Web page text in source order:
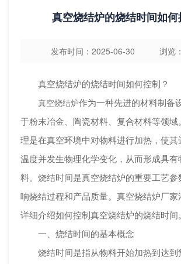
真空烧结炉的烧结时间如何
发布时间：2025-06-30 浏览
真空烧结炉的烧结时间如何控制？
真空烧结炉作为一种先进的材料制备
于粉末冶金、陶瓷材料、复合材料等领
理是在真空环境中对物料进行加热，使
温度并发生物理化学变化，从而形成具
料。烧结时间是真空烧结炉的重要工艺
响烧结过程和产品质量。 真空烧结炉厂家
详细介绍如何控制真空烧结炉的烧结时间。
一、烧结时间的基本概念
烧结时间是指从物料开始加热到达